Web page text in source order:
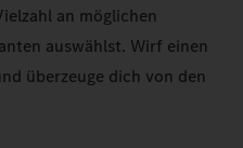
an möglichen
auswählst. Wirf einen
überzeuge dich von den